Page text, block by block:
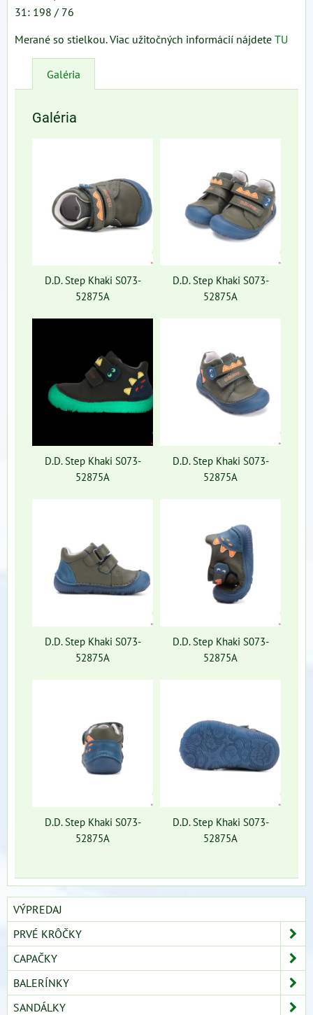
31: 198 / 76
Merané so stielkou. Viac užitočných informácií nájdete TU
Galéria
Galéria
D.D. Step Khaki S073-
52875A
D.D. Step Khaki S073-
52875A
D.D. Step Khaki S073-
52875A
D.D. Step Khaki S073-
52875A
D.D. Step Khaki S073-
52875A
D.D. Step Khaki S073-
52875A
D.D. Step Khaki S073-
52875A
D.D. Step Khaki S073-
52875A
VÝPREDAJ
PRVÉ KRÔČKY
CAPAČKY
BALERÍNKY
SANDÁLKY